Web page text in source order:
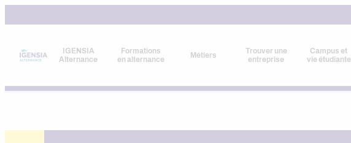
IGENSIA
Alternance
Formations
en alternance
Métiers
Trouver une
entreprise
Campus et
vie étudiante